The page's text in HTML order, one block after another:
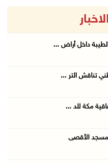
تناقش التر ...
مكة للد ...